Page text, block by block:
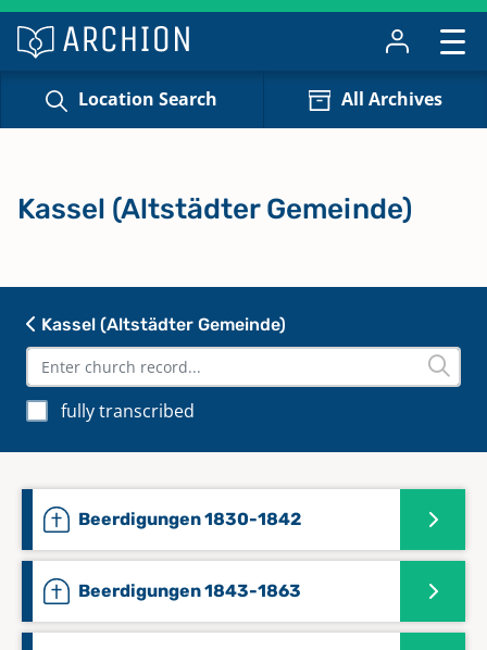
Location Search All Archives
Kassel (Altstädter Gemeinde)
fully transcribed
Beerdigungen 1830-1842
Beerdigungen 1843-1863
Kassel (Altstädter Gemeinde)